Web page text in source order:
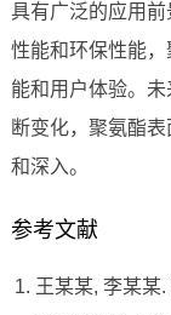
具有广泛的应用
性能和环保性能
能和用户体验。
断变化，聚氨酯
和深入。
参考文献
王某某, 李某某